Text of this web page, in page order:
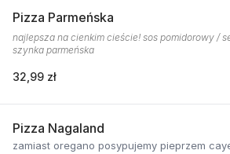
Pizza Parmeńska
najlepsza na cienkim cieście! sos pomidorowy /
szynka parmeńska
32,99 zł
Pizza Nagaland
zamiast oregano posypujemy pieprzem